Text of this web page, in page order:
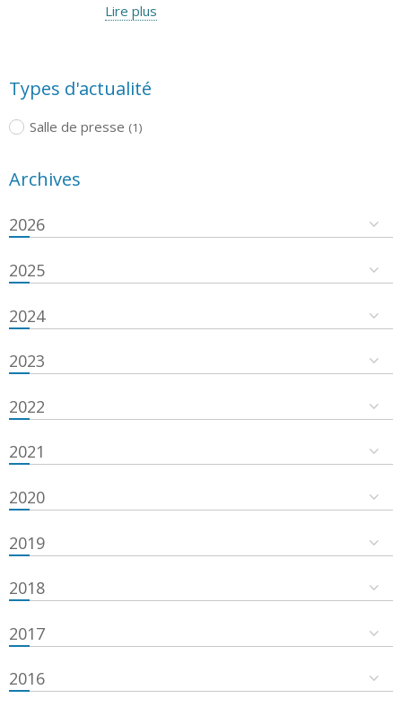
Lire plus
Types d'actualité
Salle de presse (1)
Archives
2026
2025
2024
2023
2022
2021
2020
2019
2018
2017
2016